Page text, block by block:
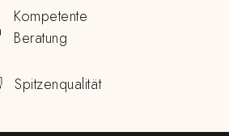
Kompetente
Beratung
Spitzenqualität